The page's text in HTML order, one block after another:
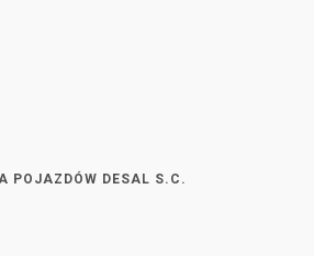
POJAZDÓW DESAL S.C.